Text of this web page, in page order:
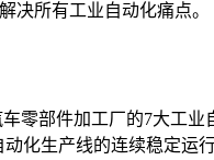
决所有工业自动化痛点。
零部件加工厂的7大工
化生产线的连续稳定运